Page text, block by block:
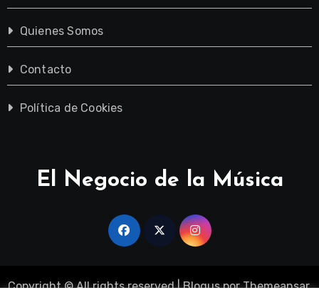
Quienes Somos
Contacto
Política de Cookies
El Negocio de la Música
Copyright © All rights reserved |BlogusporThemeansar.